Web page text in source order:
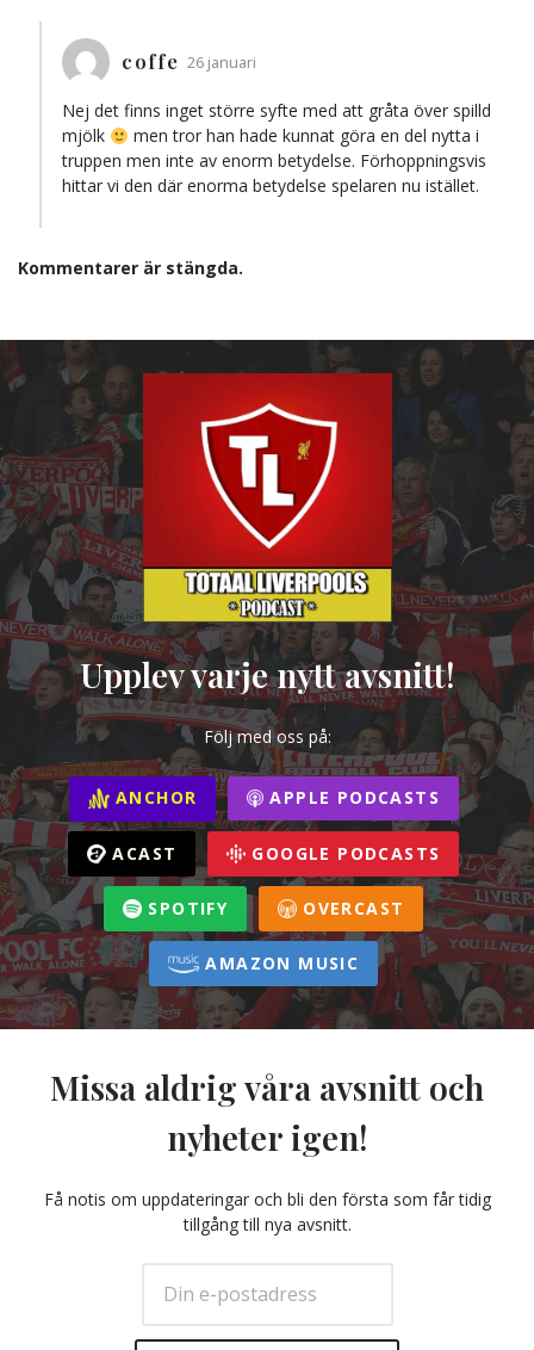
coffe 26 januari
Nej det finns inget större syfte med att gråta över spilld
mjölk
men tror han hade kunnat göra en del nytta i
truppen men inte av enorm betydelse. Förhoppningsvis
hittar vi den där enorma betydelse spelaren nu istället.
Kommentarer är stängda.
Upplev varje nytt avsnitt!
Följ med oss på:
ANCHOR APPLE PODCASTS
ACAST GOOGLE PODCASTS
SPOTIFY OVERCAST
AMAZON MUSIC
Missa aldrig våra avsnitt och
nyheter igen!
Få notis om uppdateringar och bli den första som får tidig
tillgång till nya avsnitt.